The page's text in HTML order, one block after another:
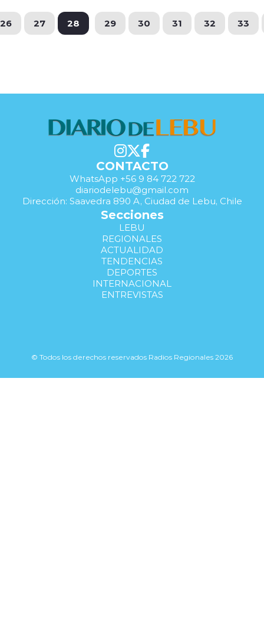
26 27 28 29 30 31 32 33
CONTACTO
WhatsApp +56 9 84 722 722
diariodelebu@gmail.com
Dirección: Saavedra 890 A, Ciudad de Lebu, Chile
Secciones
LEBU
REGIONALES
ACTUALIDAD
TENDENCIAS
DEPORTES
INTERNACIONAL
ENTREVISTAS
© Todos los derechos reservados Radios Regionales 2026